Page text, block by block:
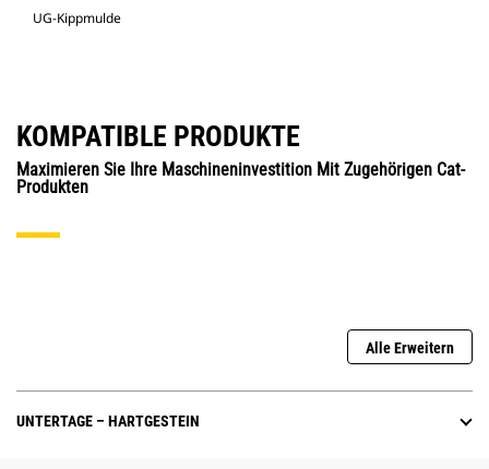
UG-Kippmulde
KOMPATIBLE PRODUKTE
Maximieren Sie Ihre Maschineninvestition Mit Zugehörigen Cat-
Produkten
Alle Erweitern
UNTERTAGE – HARTGESTEIN